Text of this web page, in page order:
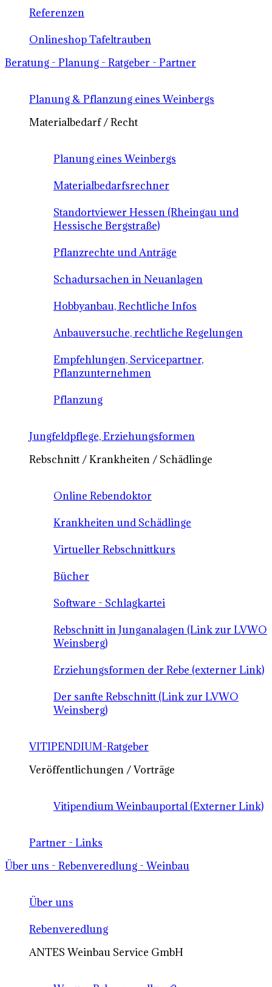
Referenzen
Onlineshop Tafeltrauben
Beratung - Planung - Ratgeber - Partner
Planung & Pflanzung eines Weinbergs
Materialbedarf / Recht
Planung eines Weinbergs
Materialbedarfsrechner
Standortviewer Hessen (Rheingau und
Hessische Bergstraße)
Pflanzrechte und Anträge
Schadursachen in Neuanlagen
Hobbyanbau, Rechtliche Infos
Anbauversuche, rechtliche Regelungen
Empfehlungen, Servicepartner,
Pflanzunternehmen
Pflanzung
Jungfeldpflege, Erziehungsformen
Rebschnitt / Krankheiten / Schädlinge
Online Rebendoktor
Krankheiten und Schädlinge
Virtueller Rebschnittkurs
Bücher
Software - Schlagkartei
Rebschnitt in Junganalagen (Link zur LVWO
Weinsberg)
Erziehungsformen der Rebe (externer Link)
Der sanfte Rebschnitt (Link zur LVWO
Weinsberg)
VITIPENDIUM-Ratgeber
Veröffentlichungen / Vorträge
Vitipendium Weinbauportal (Externer Link)
Partner - Links
Über uns - Rebenveredlung - Weinbau
Über uns
Rebenveredlung
ANTES Weinbau Service GmbH